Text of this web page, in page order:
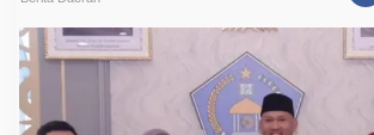
i
r
k
u